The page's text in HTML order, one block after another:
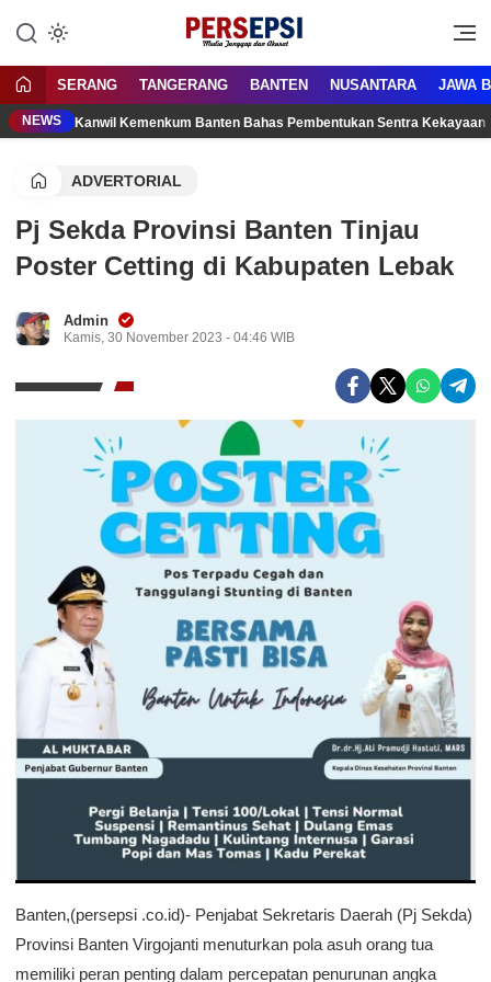
konten
Persepsi.co.id
Media Tanggap Dan Akurat
SERANG TANGERANG BANTEN NUSANTARA JAWA
NEWS Kanwil Kemenkum Banten Bahas Pembentukan Sentra
ADVERTORIAL
Pj Sekda Provinsi Banten Tinjau
Poster Cetting di Kabupaten Lebak
Admin
Kamis, 30 November 2023 - 04:46 WIB
Banten,(persepsi .co.id)- Penjabat Sekretaris Daerah (Pj Sekda)
Provinsi Banten Virgojanti menuturkan pola asuh orang tua
memiliki peran penting dalam percepatan penurunan angka